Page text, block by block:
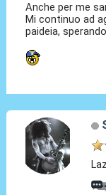
Anche per me
Mi continuo ad
paideia,